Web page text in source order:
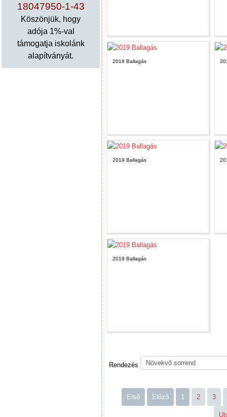
18047950-1-43
Köszönjük, hogy
adója 1%-val
támogatja iskolánk
alapítványát.
2019 Ballagás
2019 Ballagás
2019 Ballagás
Rendezés
Első Előző 1 2 3